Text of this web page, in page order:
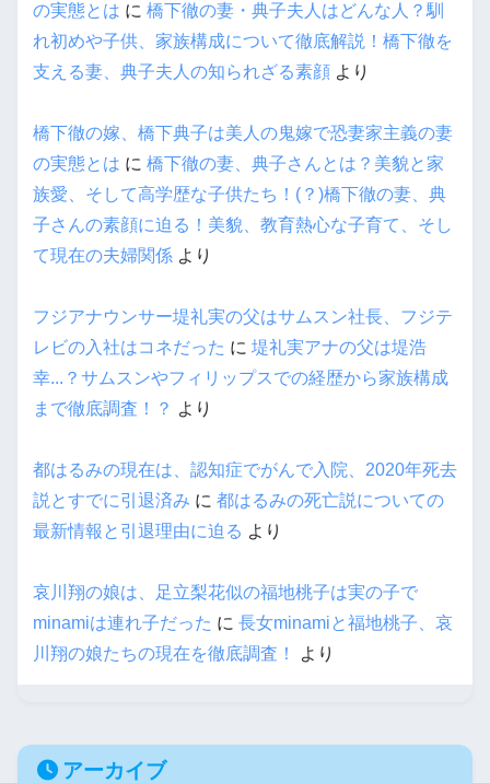
の実態とは に 橋下徹の妻・典子夫人はどんな人？馴
れ初めや子供、家族構成について徹底解説！橋下徹を
支える妻、典子夫人の知られざる素顔 より
橋下徹の嫁、橋下典子は美人の鬼嫁で恐妻家主義の妻
の実態とは に 橋下徹の妻、典子さんとは？美貌と家
族愛、そして高学歴な子供たち！(？)橋下徹の妻、典
子さんの素顔に迫る！美貌、教育熱心な子育て、そし
て現在の夫婦関係 より
フジアナウンサー堤礼実の父はサムスン社長、フジテ
レビの入社はコネだった に 堤礼実アナの父は堤浩
幸...？サムスンやフィリップスでの経歴から家族構成
まで徹底調査！？ より
都はるみの現在は、認知症でがんで入院、2020年死去
説とすでに引退済み に 都はるみの死亡説についての
最新情報と引退理由に迫る より
哀川翔の娘は、足立梨花似の福地桃子は実の子で
minamiは連れ子だった に 長女minamiと福地桃子、哀
川翔の娘たちの現在を徹底調査！
より
アーカイブ